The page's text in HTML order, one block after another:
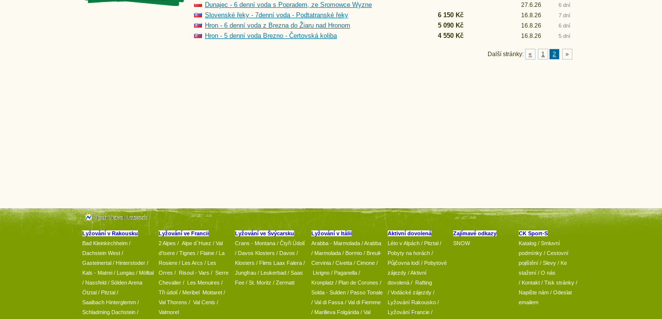
Dunajec - 6 denní voda s Popradem, ze Sromowce Wyzne 27.6.26 6 dní
Slovenské řeky - 7denní voda - Podtatranské řeky 6 150 Kč 16.8.26 7 dní
Hron - 6 denní voda z Brezna do Žiaru nad Hronom 5 090 Kč 16.8.26 6 dní
Hron - 5 denní voda Brezno - Čertovská koliba 4 550 Kč 16.8.26 5 dní
Další stránky: « 1 2 »
Lyžování v Rakousku
Bad Kleinkirchheim /
Dachstein West /
Gasteinertal / Hinterstoder /
Kals - Matrei / Lungau / Mölltal
/ Nassfeld / Sölden Arena
Ötztal / Pitztal /
Saalbach Hinterglemm /
Schladming Dachstein /
Lyžování ve Francii
2 Alpes / Alpe d´Huez / Val
d’Isere / Tignes / Flaine / La
Rosiere / Les Arcs / Les
Orres / Risoul - Vars / Serre
Chevalier / Les Menuires /
Tři údolí / Meribel Mottaret /
Val Thorens / Val Cenis /
Valmorel
Lyžování ve Švýcarsku
Crans - Montana / Čtyři Údolí
/ Davos Klosters / Davos /
Klosters / Flims Laax Falera /
Jungfrau / Leukerbad / Saas
Fee / St. Moritz / Zermatt
Lyžování v Itálii
Arabba - Marmolada /Arabba
/ Marmolada / Bormio / Breuil-
Cervinia / Civetta / Cimone /
Livigno / Paganella /
Kronplatz / Plan de Corones /
Solda - Sulden / Passo Tonale
/ Val di Fassa / Val di Fiemme
/ Marilleva Folgárida / Val
Aktivní dovolená
Léto v Alpách / Pitztal /
Pobyty na horách /
Půjčovna lodí / Pobytové
zájezdy /Aktivní
dovolená / Rafting
/ Vodácké zájezdy /
Lyžování Rakousko /
Lyžování Francie /
Zajímavé odkazy
SNOW
CK Sport-S
Katalog / Smluvní
podmínky / Cestovní
pojištění / Slevy / Ke
stažení / O nás
/ Kontakt / Tisk stránky /
Napište nám / Odeslat
emailem